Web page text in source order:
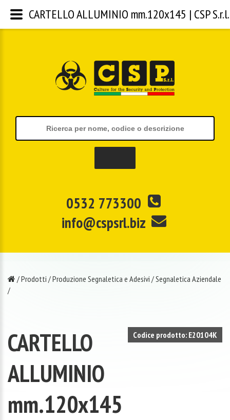
0532 773300
info@cspsrl.biz
/Prodotti /Produzione Segnaletica e Adesivi /Segnaletica Aziendale
/
Codice prodotto: E20104K
CARTELLO
ALLUMINIO
mm.120x145
CARTELLO ALLUMINIO mm.120x145 | CSP S.r.l.